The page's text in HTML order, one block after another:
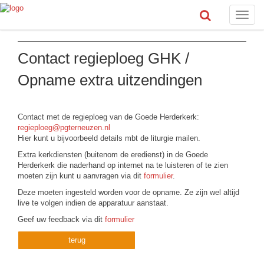
Toggle
Contact regieploeg GHK /
Opname extra uitzendingen
Contact met de regieploeg van de Goede Herderkerk:
regieploeg@pgterneuzen.nl
Hier kunt u bijvoorbeeld details mbt de liturgie mailen.
Extra kerkdiensten (buitenom de eredienst) in de Goede
Herderkerk die naderhand op internet na te luisteren of te zien
moeten zijn kunt u aanvragen via dit formulier.
Deze moeten ingesteld worden voor de opname. Ze zijn wel altijd
live te volgen indien de apparatuur aanstaat.
Geef uw feedback via dit formulier
terug